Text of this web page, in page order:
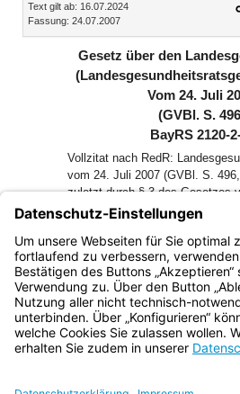
Text gilt ab: 16.07.2024
Fassung: 24.07.2007
Gesetz über den
Vom 24. Juli
(GVBl. S.
BayRS 2120-
Vollzitat nach RedR:
vom 24. Juli 2007 (GVBl. S.
zuletzt durch § 3 des Gesetzes
205) geändert worden ist
Der Landtag des Freistaates Bayern
beschlossen, das hiermit bekannt
Bayern.de
BayernPortal